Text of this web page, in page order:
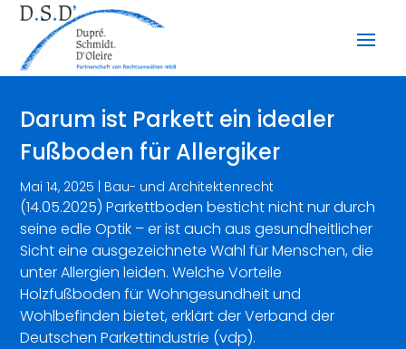
Darum ist Parkett ein idealer
Fußboden für Allergiker
Mai 14, 2025 | Bau- und Architektenrecht
(14.05.2025) Parkettboden besticht nicht nur durch
seine edle Optik – er ist auch aus gesundheitlicher
Sicht eine ausgezeichnete Wahl für Menschen, die
unter Allergien leiden. Welche Vorteile
Holzfußboden für Wohngesundheit und
Wohlbefinden bietet, erklärt der Verband der
Deutschen Parkettindustrie (vdp).